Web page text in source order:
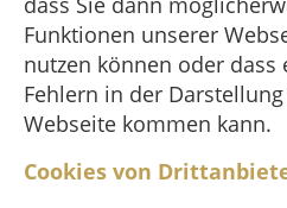
Funktionen unserer
nutzen können oder dass
Fehlern in der
Webseite kommen kann.
Cookies von